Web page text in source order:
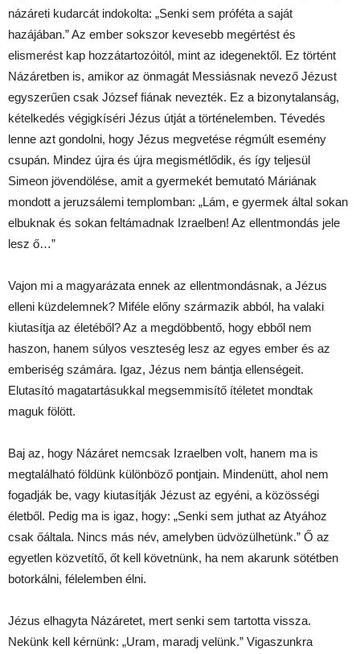
názáreti kudarcát indokolta: „Senki sem próféta a saját
hazájában.” Az ember sokszor kevesebb megértést és
elismerést kap hozzátartozóitól, mint az idegenektől. Ez történt
Názáretben is, amikor az önmagát Messiásnak nevező Jézust
egyszerűen csak József fiának nevezték. Ez a bizonytalanság,
kételkedés végigkíséri Jézus útját a történelemben. Tévedés
lenne azt gondolni, hogy Jézus megvetése régmúlt esemény
csupán. Mindez újra és újra megismétlődik, és így teljesül
Simeon jövendölése, amit a gyermekét bemutató Máriának
mondott a jeruzsálemi templomban: „Lám, e gyermek által sokan
elbuknak és sokan feltámadnak Izraelben! Az ellentmondás jele
lesz ő…”
Vajon mi a magyarázata ennek az ellentmondásnak, a Jézus
elleni küzdelemnek? Miféle előny származik abból, ha valaki
kiutasítja az életéből? Az a megdöbbentő, hogy ebből nem
haszon, hanem súlyos veszteség lesz az egyes ember és az
emberiség számára. Igaz, Jézus nem bántja ellenségeit.
Elutasító magatartásukkal megsemmisítő ítéletet mondtak
maguk fölött.
Baj az, hogy Názáret nemcsak Izraelben volt, hanem ma is
megtalálható földünk különböző pontjain. Mindenütt, ahol nem
fogadják be, vagy kiutasítják Jézust az egyéni, a közösségi
életből. Pedig ma is igaz, hogy: „Senki sem juthat az Atyához
csak őáltala. Nincs más név, amelyben üdvözülhetünk.” Ő az
egyetlen közvetítő, őt kell követnünk, ha nem akarunk sötétben
botorkálni, félelemben élni.
Jézus elhagyta Názáretet, mert senki sem tartotta vissza.
Nekünk kell kérnünk: „Uram, maradj velünk.” Vigaszunkra